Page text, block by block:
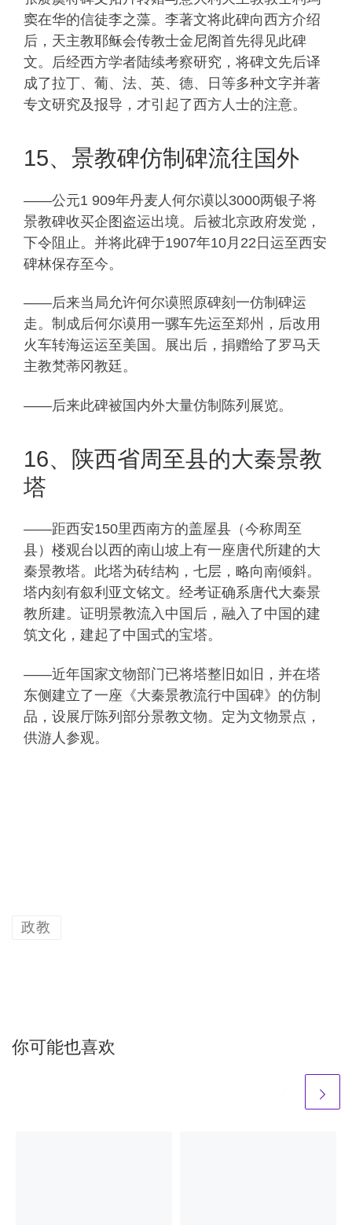
窦在华的信徒李之藻。李著文将此碑向西方介绍
后，天主教耶稣会传教士金尼阁首先得见此碑
文。后经西方学者陆续考察研究，将碑文先后译
成了拉丁、葡、法、英、德、日等多种文字并著
专文研究及报导，才引起了西方人士的注意。
15、景教碑仿制碑流往国外
——公元1 909年丹麦人何尔谟以3000两银子将
景教碑收买企图盗运出境。后被北京政府发觉，
下令阻止。并将此碑于1907年10月22日运至西安
碑林保存至今。
——后来当局允许何尔谟照原碑刻一仿制碑运
走。制成后何尔谟用一骡车先运至郑州，后改用
火车转海运运至美国。展出后，捐赠给了罗马天
主教梵蒂冈教廷。
——后来此碑被国内外大量仿制陈列展览。
16、陕西省周至县的大秦景教
塔
——距西安150里西南方的盖屋县（今称周至
县）楼观台以西的南山坡上有一座唐代所建的大
秦景教塔。此塔为砖结构，七层，略向南倾斜。
塔内刻有叙利亚文铭文。经考证确系唐代大秦景
教所建。证明景教流入中国后，融入了中国的建
筑文化，建起了中国式的宝塔。
——近年国家文物部门已将塔整旧如旧，并在塔
东侧建立了一座《大秦景教流行中国碑》的仿制
品，设展厅陈列部分景教文物。定为文物景点，
供游人参观。
政教
你可能也喜欢